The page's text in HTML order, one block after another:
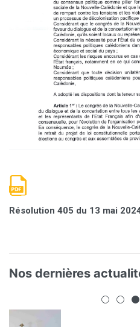
Résolution 405 du 13 mai
Nos dernières